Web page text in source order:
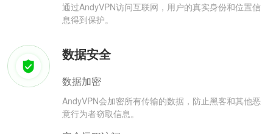
通过AndyVPN访问互联网，用户的真实身份和位置信
息得到保护。
数据安全
数据加密
AndyVPN会加密所有传输的数据，防止黑客和其他恶
意行为者窃取信息。